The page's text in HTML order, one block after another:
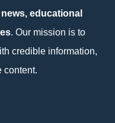
educational
. Our mission is to
credible information,
content.